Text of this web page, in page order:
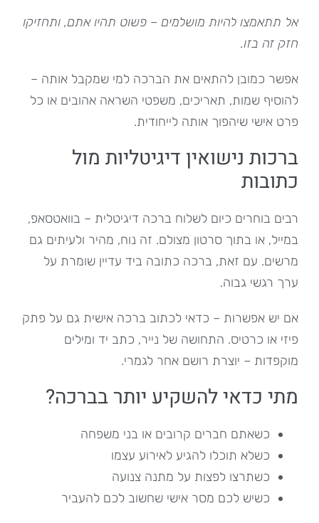
אל תתאמצו להיות מושלמים – פשוט תהיו אתם, ותחזיקו
חזק זה בזו.
אפשר כמובן להתאים את הברכה למי שמקבל אותה –
להוסיף שמות, תאריכים, משפטי השראה אהובים או כל
פרט אישי שיהפוך אותה לייחודית.
ברכות נישואין דיגיטליות מול
כתובות
רבים בוחרים כיום לשלוח ברכה דיגיטלית – בוואטסאפ,
במייל, או בתוך סרטון מצולם. זה נוח, מהיר ולעיתים גם
מרשים. עם זאת, ברכה כתובה ביד עדיין שומרת על
ערך רגשי גבוה.
אם יש אפשרות – כדאי לכתוב ברכה אישית גם על פתק
פיזי או כרטיס. התחושה של נייר, כתב יד ומילים
מוקפדות – יוצרת רושם אחר לגמרי.
מתי כדאי להשקיע יותר בברכה?
כשאתם חברים קרובים או בני משפחה
כשלא תוכלו להגיע לאירוע עצמו
כשתרצו לפצות על מתנה צנועה
כשיש לכם מסר אישי שחשוב לכם להעביר